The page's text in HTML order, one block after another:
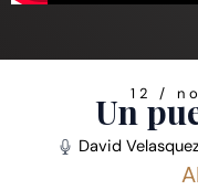
12 /
Un
David Velasquez